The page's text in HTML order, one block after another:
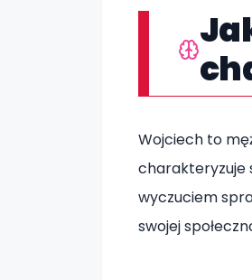
Wojciech to
charakteryzuje
wyczuciem
swojej